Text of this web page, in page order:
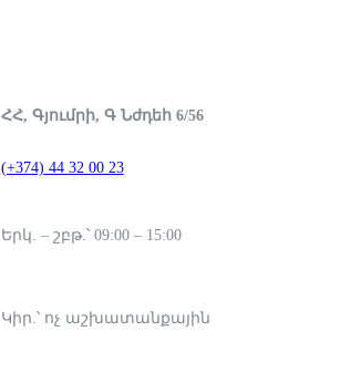
ՀՀ, Գյումրի, Գ Նժդեհ 6/56
(+374) 44 32 00 23
Երկ. – շբթ.՝ 09:00 – 15:00
Կիր.՝ ոչ աշխատանքային